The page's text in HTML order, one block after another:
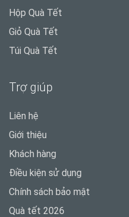
Hộp Quà Tết
Giỏ Quà Tết
Túi Quà Tết
Trợ giúp
Liên hệ
Giới thiệu
Khách hàng
Điều kiện sử dụng
Chính sách bảo mật
Quà tết 2026